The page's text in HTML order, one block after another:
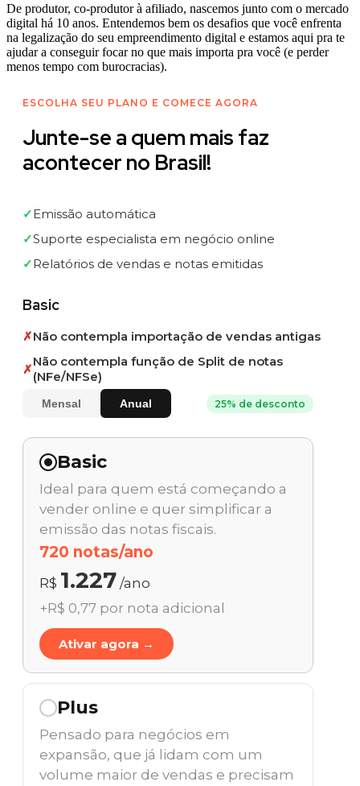
De produtor, co-produtor à afiliado, nascemos junto com o mercado
digital há 10 anos. Entendemos bem os desafios que você enfrenta
na legalização do seu empreendimento digital e estamos aqui pra te
ajudar a conseguir focar no que mais importa pra você (e perder
menos tempo com burocracias).
ESCOLHA SEU PLANO E COMECE AGORA
Junte-se a quem mais faz
acontecer no Brasil!
✓Emissão automática
✓Suporte especialista em negócio online
✓Relatórios de vendas e notas emitidas
Basic
✗Não contempla importação de vendas antigas
✗Não contempla função de Split de notas
(NFe/NFSe)
Mensal Anual 25% de desconto
Basic
Ideal para quem está começando a
vender online e quer simplificar a
emissão das notas fiscais.
720 notas/ano
R$ 1.227 /ano
+R$ 0,77 por nota adicional
Ativar agora →
Plus
Pensado para negócios em
expansão, que já lidam com um
volume maior de vendas e precisam